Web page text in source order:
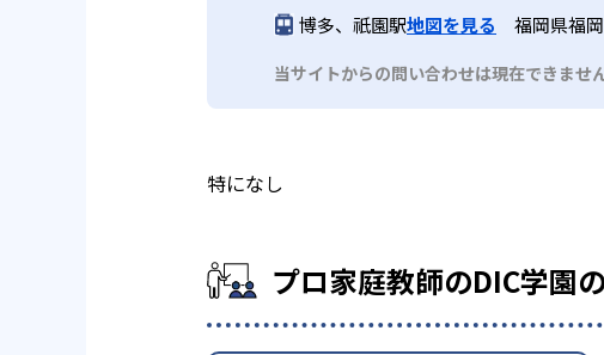
博多、祇園駅地図を見る 福岡県福
当サイトからの問い合わせは現在できませ
特になし
プロ家庭教師のDIC学園